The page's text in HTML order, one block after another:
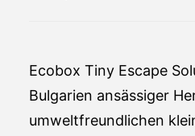
Ecobox Tiny Escape
Bulgarien ansässiger
umweltfreundlichen